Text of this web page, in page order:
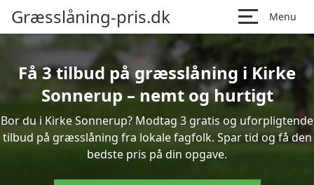
Græsslåning-pris.dk Menu
Få 3 tilbud på græsslåning i Kirke
Sonnerup – nemt og hurtigt
Bor du i Kirke Sonnerup? Modtag 3 gratis og uforpligtende
tilbud på græsslåning fra lokale fagfolk. Spar tid og få den
bedste pris på din opgave.